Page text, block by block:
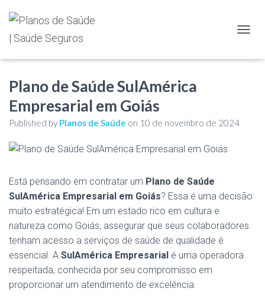
Plano de Saúde SulAmérica
Empresarial em Goiás
Published by Planos de Saúde on 10 de novembro de 2024
Está pensando em contratar um Plano de Saúde
SulAmérica Empresarial em Goiás? Essa é uma decisão
muito estratégica! Em um estado rico em cultura e
natureza como Goiás, assegurar que seus colaboradores
tenham acesso a serviços de saúde de qualidade é
essencial. A SulAmérica Empresarial é uma operadora
respeitada, conhecida por seu compromisso em
proporcionar um atendimento de excelência.